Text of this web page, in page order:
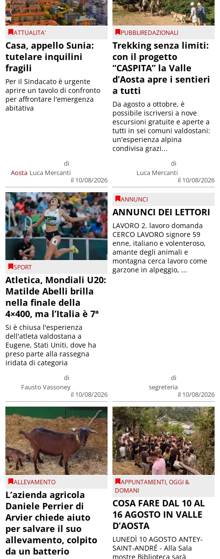
ATTUALITA'
Casa, appello Sunia:
tutelare inquilini
fragili
Aosta
di
Luca Mercanti
il 10/08/2026
Per il Sindacato è urgente
aprire un tavolo di confronto
per affrontare l'emergenza
abitativa
PUBBLIREDAZIONALI
Trekking senza limiti:
con il progetto
“CASPITA” la Valle
d’Aosta apre i sentieri
a tutti
di
Luca Mercanti
il 10/08/2026
Da agosto a ottobre, è
possibile iscriversi a nove
escursioni gratuite e aperte a
tutti in sei comuni valdostani:
un'esperienza alpina
condivisa grazi...
SPORT
Atletica, Mondiali U20:
Matilde Abelli brilla
nella finale della
4×400, ma l’Italia è 7ª
di
Fausto Vassoney
il 10/08/2026
Si è chiusa l'esperienza
dell'atleta valdostana a
Eugene, Stati Uniti, dove ha
preso parte alla rassegna
iridata di categoria
ANNUNCI
ANNUNCI DEI LETTORI
di
segreteria
il 10/08/2026
LAVORO 2. lavoro domanda
CERCO LAVORO signore 59
enne, italiano e volenteroso,
amante degli animali e
montagna cerca lavoro come
garzone in alpeggio, ...
ALLEVAMENTO
L’azienda agricola
Daniele Perrier di
Arvier chiede aiuto
per salvare il suo
allevamento, colpito
da un batterio
APPUNTAMENTI,OGGI &
DOMANI
COSA FARE DAL 10 AL
16 AGOSTO IN VALLE
D’AOSTA
LUNEDÌ 10 AGOSTO ANTEY-
SAINT-ANDRÉ - Alla Sala
mostre Biblioteca sarà